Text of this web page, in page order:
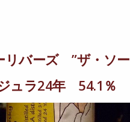
リバーズ ”ザ・ソー
ュラ24年 54.1％